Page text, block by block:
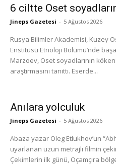
6 ciltte Oset
Jineps Gazetesi - 5 Ağustos 2026
Rusya Bilimler Akademisi, Kuzey
Enstitüsü Etnoloji Bölümü’nde
Marzoev, Oset soyadlarının
araştırmasını tanıttı. Eserde...
Anılara yolculuk
Jineps Gazetesi - 5 Ağustos 2026
Abaza yazar Oleg Etlukhov’un
uyarlanan uzun metrajlı filmin
Çekimlerin ilk günü, Oçamçıra